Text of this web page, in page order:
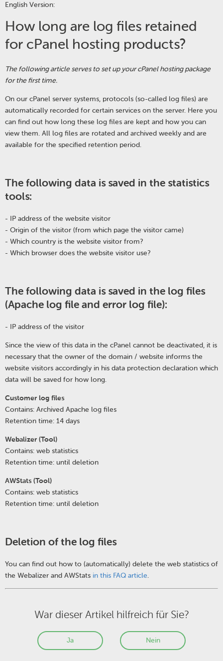
English Version:
How long are log files retained
for cPanel hosting products?
The following article serves to set up your cPanel hosting package
for the first time.
On our cPanel server systems, protocols (so-called log files) are
automatically recorded for certain services on the server. Here you
can find out how long these log files are kept and how you can
view them. All log files are rotated and archived weekly and are
available for the specified retention period.
The following data is saved in the statistics
tools:
- IP address of the website visitor
- Origin of the visitor (from which page the visitor came)
- Which country is the website visitor from?
- Which browser does the website visitor use?
The following data is saved in the log files
(Apache log file and error log file):
- IP address of the visitor
Since the view of this data in the cPanel cannot be deactivated, it is
necessary that the owner of the domain / website informs the
website visitors accordingly in his data protection declaration which
data will be saved for how long.
Customer log files
Contains: Archived Apache log files
Retention time: 14 days
Webalizer (Tool)
Contains: web statistics
Retention time: until deletion
AWStats (Tool)
Contains: web statistics
Retention time: until deletion
Deletion of the log files
You can find out how to (automatically) delete the web statistics of
the Webalizer and AWStats in this FAQ article.
War dieser Artikel hilfreich für Sie?
Ja Nein